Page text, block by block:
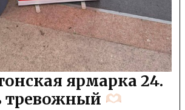
ярмарка 24.
тревожный